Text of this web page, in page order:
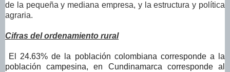
de la pequeña y mediana empresa, y la estructura y política
agraria.
Cifras del ordenamiento rural
El 24.63% de la población colombiana corresponde a la
población campesina, en Cundinamarca corresponde al